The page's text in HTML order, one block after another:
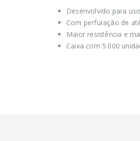
Desenvolvido para
Com perfuração de
Maior resistência e
Caixa com 5.000